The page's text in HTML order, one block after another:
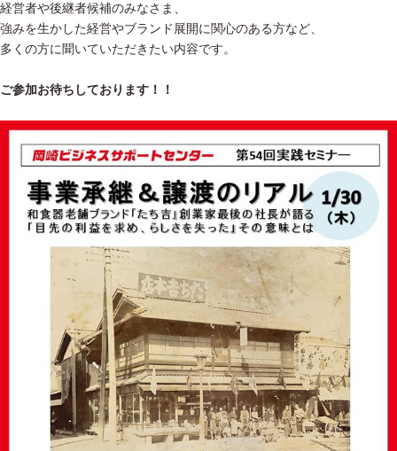
経営者や後継者候補のみなさま、
強みを生かした経営やブランド展開に関心のある方など、
多くの方に聞いていただきたい内容です。
ご参加お待ちしております！！